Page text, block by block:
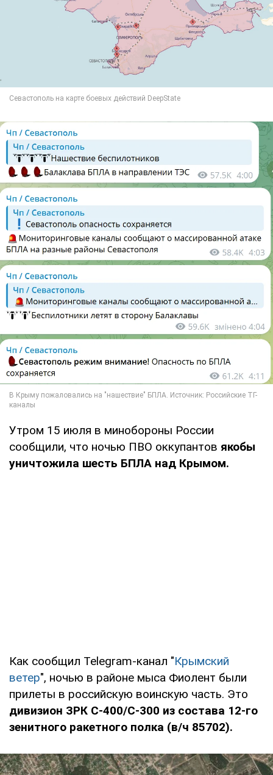
Утром 15 июля в минобороны России
сообщили, что ночью ПВО оккупантов якобы
уничтожила шесть БПЛА над Крымом.
Как сообщил Telegram-канал "Крымский
ветер", ночью в районе мыса Фиолент были
прилеты в российскую воинскую часть. Это
дивизион ЗРК С-400/С-300 из состава 12-го
зенитного ракетного полка (в/ч 85702).